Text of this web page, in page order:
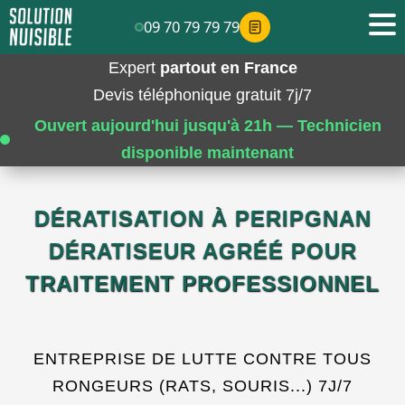
Expert partout en France
Devis téléphonique gratuit 7j/7
Ouvert aujourd'hui jusqu'à 21h — Technicien
disponible maintenant
DÉRATISATION À PERIPGNAN
DÉRATISEUR AGRÉÉ POUR
TRAITEMENT PROFESSIONNEL
ENTREPRISE DE LUTTE CONTRE TOUS
RONGEURS (RATS, SOURIS...) 7J/7
09 70 79 79 79